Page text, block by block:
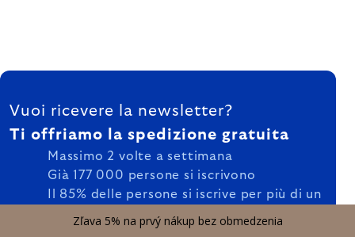
FOOTER
Vuoi ricevere la newsletter?
Ti offriamo la spedizione gratuita
Massimo 2 volte a settimana
Già 177 000 persone si iscrivono
Il 85% delle persone si iscrive per più di un
Zľava 5% na prvý nákup bez obmedzenia